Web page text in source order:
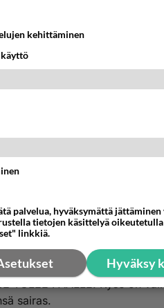
avulla?
venäjä tulee pysäyttää ja
venäjä tulee pysäyttää ja tuhota
TULEE PÄÄLLE. Kyse on
sairas.
kehittäminen
palvelua, hyväksymättä jättäminen
tietojen käsittelyä
linkkiä.
Hyväksy